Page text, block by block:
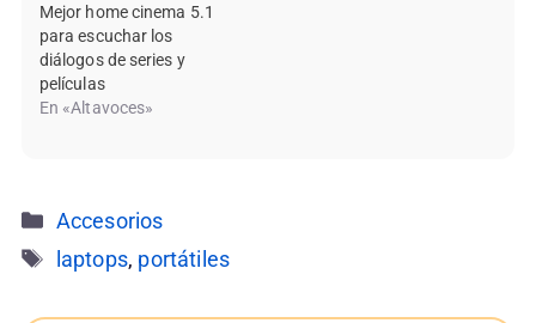
Mejor home cinema 5.1
para escuchar los
diálogos de series y
películas
En «Altavoces»
Categorías
Accesorios
Etiquetas
laptops, portátiles